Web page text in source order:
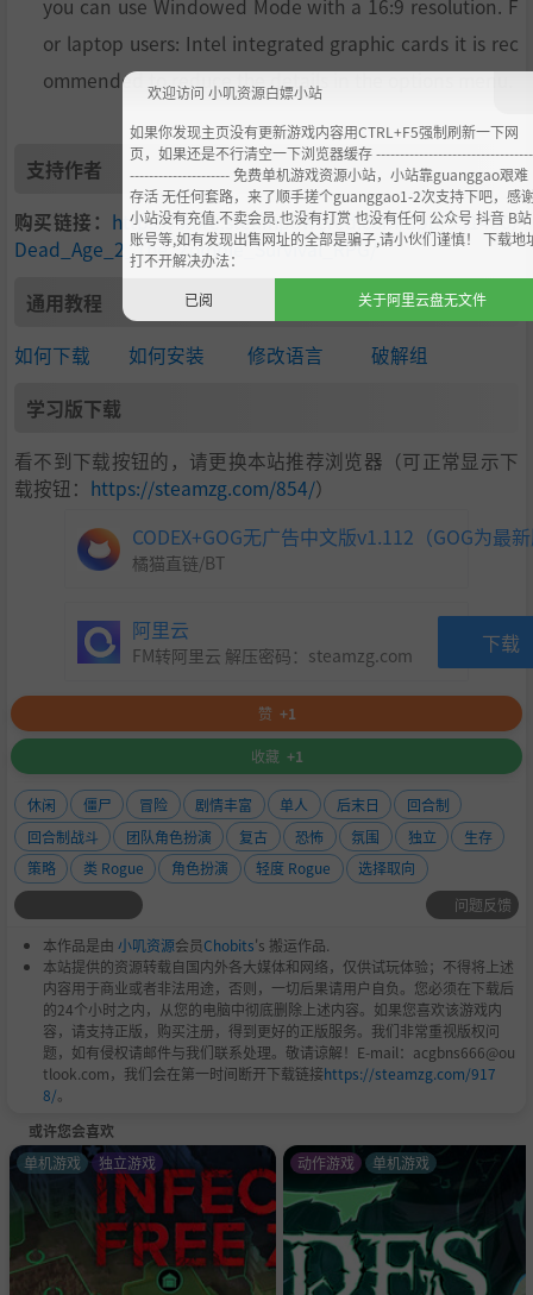
您将不得不开始新的游戏，同时您可以购买在先前游戏中解
锁的升级项获得优势。
在阵营中达到足够声望，您就可以为新创建的角色购买升级
版阵营物品以及解锁独特结局等。因而《尸变纪元2》有着
极强的重复游玩性！
you can use Windowed Mode with a 16:9 resolution. F
or laptop users: Intel integrated graphic cards it is rec
ommended to reduce the details in the options menu.
支持作者
购买链接： https://store.steampowered.com/app/951430/
Dead_Age_2_The_Zombie_Survival_RPG/
通用教程
如何下载 如何安装 修改语言 破解组
学习版下载
看不到下载按钮的，请更换本站推荐浏览器（可正常显示下
载按钮： https://steamzg.com/854/）
CODEX+GOG无广告中文版v1.112（GOG为最
橘猫直链/BT
阿里云
FM转阿里云 解压密码： steamzg.com 下载
赞 +1
收藏 +1
休闲 僵尸 冒险 剧情丰富 单人 后末日
回合制
回合制战斗
团队角色扮演 复古 恐怖 氛围 独立
生存
策略
类 Rogue 角色扮演 轻度 Rogue
选择取向
问题反馈
本作品是由 小叽资源会员Chobits's 搬运作品.
本站提供的资源转载自国内外各大媒体和网络，仅供试玩体验；不得将上述
内容用于商业或者非法用途，否则，一切后果请用户自负。您必须在下载后
的24个小时之内，从您的电脑中彻底删除上述内容。如果您喜欢该游戏内
容，请支持正版，购买注册，得到更好的正版服务。我们非常重视版权问
题，如有侵权请邮件与我们联系处理。敬请谅解！E-mail：acgbns666@ou
tlook.com，我们会在第一时间断开下载链接https://steamzg.com/917
8/。
或许您会喜欢
单机游戏 独立游戏 动作游戏 单机游戏
欢迎访问 小叽资源白嫖小站
如果你发现主页没有更新游戏内容用CTRL+F5强制刷新一下网
页，如果还是不行清空一下浏览器缓存
--------------------- 免费单机游戏资源小站，小站靠guanggao艰难
存活 无任何套路，来了顺手搓个guanggao1-2次支持下吧，感
小站没有充值.不卖会员.也没有打赏 也没有任何 公众号 抖音 B站
账号等,如有发现出售网址的全部是骗子,请小伙们谨慎！ 下载地
打不开解决办法：
已阅
关于阿里云盘无文件